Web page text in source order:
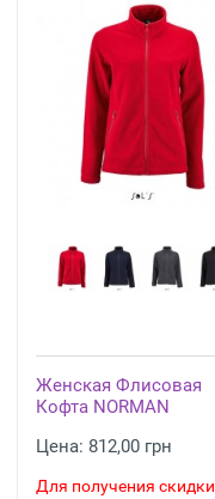
Женская Флисовая
Кофта NORMAN
Цена: 812,00 грн
Для получения скидки